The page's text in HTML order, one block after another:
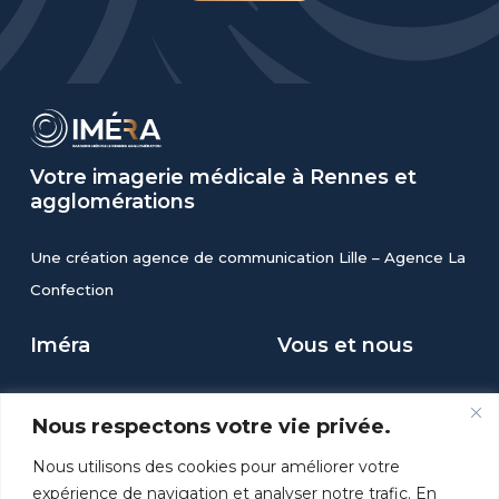
Nous respectons votre vie privée.
Nous utilisons des cookies pour améliorer votre
expérience de navigation et analyser notre trafic. En
Votre imagerie médicale à Rennes et
agglomérations
Une création agence de communication Lille – Agence La
Confection
Iméra
Accès Résultats
Nos honoraires
Vous et nous
Politique de
confidentialité